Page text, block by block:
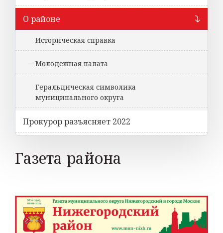
О районе
Историческая справка
Молодежная палата
Геральдическая символика
муниципального округа
Прокурор разъясняет 2022
Газета района